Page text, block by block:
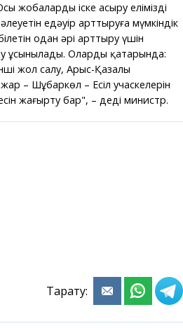
жобаларды іске асыру еліміздің
едәуір арттыруға мүмкіндік
одан әрі арттыру үшін
ұсынылады. Олардың қатарында:
жол салу, Арыс-Қазалы
– Шұбаркөл – Есіл учаскелерін
жаңғырту бар", – деді министр.
Тарату: